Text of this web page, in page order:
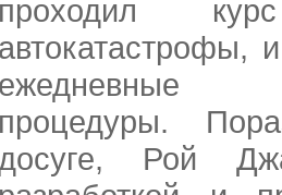
проходил
автокатастрофы,
ежедневные
процедуры.
Рой